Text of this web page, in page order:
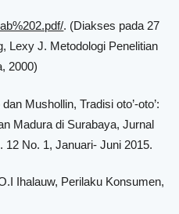
. (Diakses pada 27
Lexy J. Metodologi Penelitian
2000)
Mushollin, Tradisi oto’-oto’:
Madura di Surabaya, Jurnal
12 No. 1, Januari- Juni 2015.
Ihalauw, Perilaku Konsumen,